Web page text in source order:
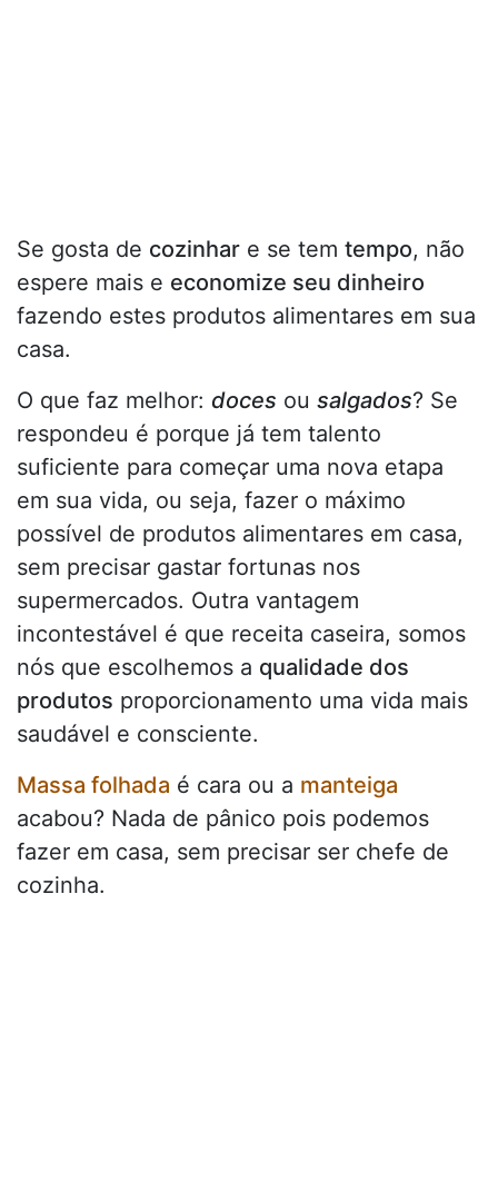
Se gosta de cozinhar e se tem tempo, não
espere mais e economize seu dinheiro
fazendo estes produtos alimentares em sua
casa.
O que faz melhor: doces ou salgados? Se
respondeu é porque já tem talento
suficiente para começar uma nova etapa
em sua vida, ou seja, fazer o máximo
possível de produtos alimentares em casa,
sem precisar gastar fortunas nos
supermercados. Outra vantagem
incontestável é que receita caseira, somos
nós que escolhemos a qualidade dos
produtos proporcionamento uma vida mais
saudável e consciente.
Massa folhada é cara ou a manteiga
acabou? Nada de pânico pois podemos
fazer em casa, sem precisar ser chefe de
cozinha.